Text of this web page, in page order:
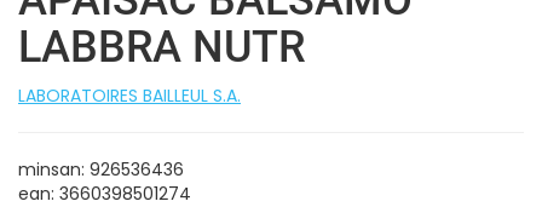
LABBRA NUTR
LABORATOIRES BAILLEUL S.A.
minsan: 926536436
ean: 3660398501274